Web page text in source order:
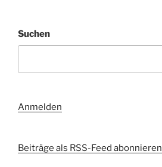
Suchen
Anmelden
Beiträge als RSS-Feed abonnieren